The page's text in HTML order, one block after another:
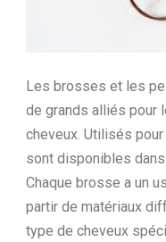
Les brosses et les
de grands alliés pour
cheveux. Utilisés
sont disponibles
Chaque brosse a un
partir de matériaux
type de cheveux